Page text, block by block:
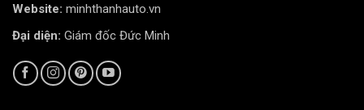
phút video thành 1 phút quay liên tục. Điều này giúp
bạn dễ dàng theo dõi khung hình mong muốn và tiết
Website: minhthanhauto.vn
Đại diện: Giám đốc Đức Minh